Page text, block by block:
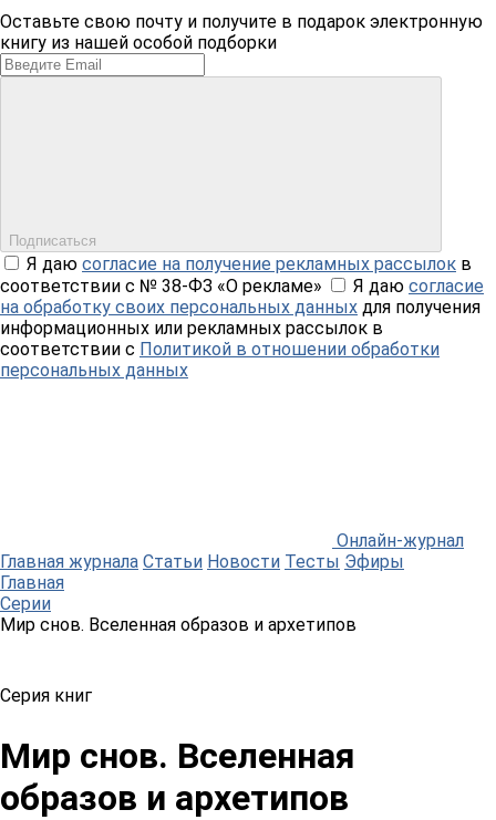
Оставьте свою почту и получите в подарок электронную
книгу из нашей особой подборки
Подписаться
Я даю согласие на получение рекламных рассылок в
соответствии с № 38-ФЗ «О рекламе»
Я даю согласие
на обработку своих персональных данных для получения
информационных или рекламных рассылок в
соответствии с Политикой в отношении обработки
персональных данных
Онлайн-журнал
Главная журнала Статьи Новости Тесты Эфиры
Главная
Серии
Мир снов. Вселенная образов и архетипов
Серия книг
Мир снов. Вселенная
образов и архетипов